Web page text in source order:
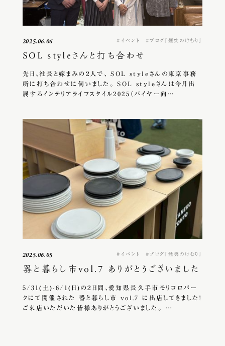
2025.06.06 イベント ブログ『煙突のけむり』
SOL styleさんと打ち合わせ
先日、社長と嫁まみの２人で、 SOL styleさんの東京事務
所に打ち合わせに伺いました。 SOL styleさんは今月出
展するインテリアライフスタイル2025（バイヤー向…
2025.06.05 イベント ブログ『煙突のけむり』
器と暮らし市vol.7 ありがとうございました
5/31(土)-6/1(日)の２日間、愛知県長久手市モリコロパー
クにて開催された 器と暮らし市 vol.7 に出店してきました！
ご来店いただいた皆様ありがとうございました。 …